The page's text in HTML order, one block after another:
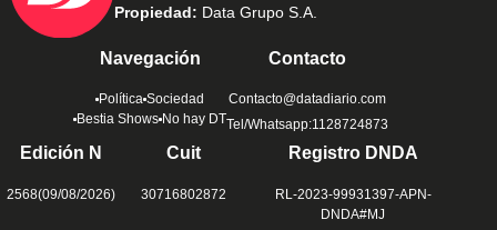
Propiedad: Data Grupo S.A.
Navegación
Política Sociedad
Bestia Shows No hay DT
Contacto
Contacto@datadiario.com
Tel/Whatsapp:1128724873
Edición N
2568(09/08/2026)
Cuit
30716802872
Registro DNDA
RL-2023-99931397-APN-
DNDA#MJ